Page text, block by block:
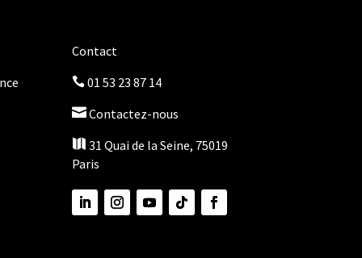
Contact
01 53 23 87 14
Contactez-nous
 31 Quai de la Seine, 75019
Paris